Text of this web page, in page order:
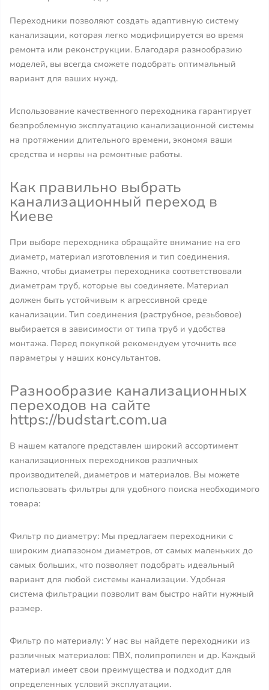
Переходники позволяют создать адаптивную систему
канализации, которая легко модифицируется во время
ремонта или реконструкции. Благодаря разнообразию
моделей, вы всегда сможете подобрать оптимальный
вариант для ваших нужд.
Использование качественного переходника гарантирует
безпроблемную эксплуатацию канализационной системы
на протяжении длительного времени, экономя ваши
средства и нервы на ремонтные работы.
Как правильно выбрать
канализационный переход в
Киеве
При выборе переходника обращайте внимание на его
диаметр, материал изготовления и тип соединения.
Важно, чтобы диаметры переходника соответствовали
диаметрам труб, которые вы соединяете. Материал
должен быть устойчивым к агрессивной среде
канализации. Тип соединения (раструбное, резьбовое)
выбирается в зависимости от типа труб и удобства
монтажа. Перед покупкой рекомендуем уточнить все
параметры у наших консультантов.
Разнообразие канализационных
переходов на сайте
https://budstart.com.ua
В нашем каталоге представлен широкий ассортимент
канализационных переходников различных
производителей, диаметров и материалов. Вы можете
использовать фильтры для удобного поиска необходимого
товара:
Фильтр по диаметру: Мы предлагаем переходники с
широким диапазоном диаметров, от самых маленьких до
самых больших, что позволяет подобрать идеальный
вариант для любой системы канализации. Удобная
система фильтрации позволит вам быстро найти нужный
размер.
Фильтр по материалу: У нас вы найдете переходники из
различных материалов: ПВХ, полипропилен и др. Каждый
материал имеет свои преимущества и подходит для
определенных условий эксплуатации.